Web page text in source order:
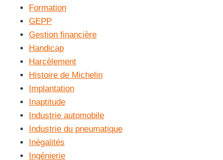
Formation
GEPP
Gestion financière
Handicap
Harcèlement
Histoire de Michelin
Implantation
Inaptitude
Industrie automobile
Industrie du pneumatique
Inégalités
Ingénierie